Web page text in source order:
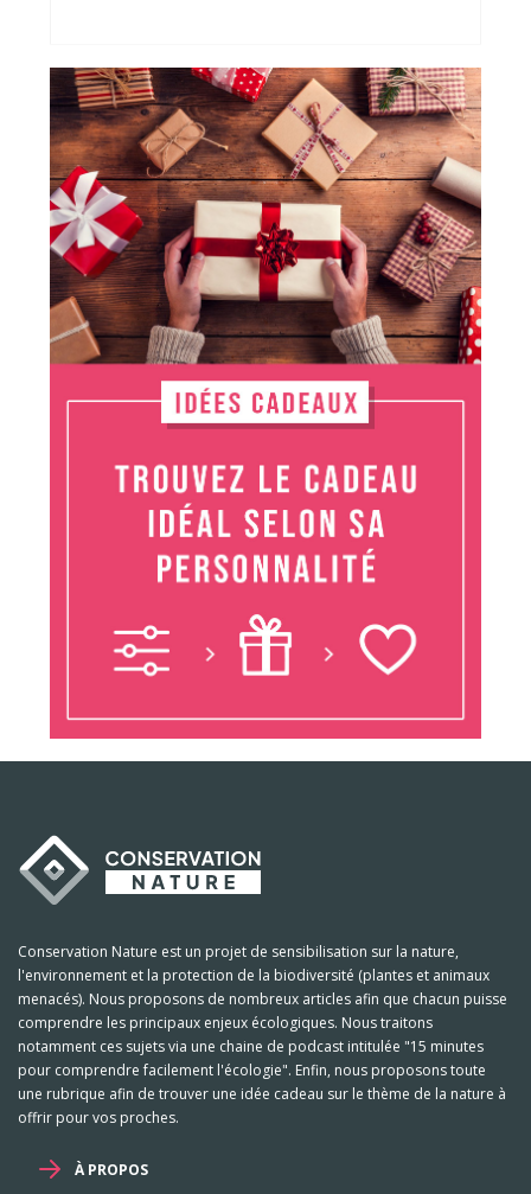
Conservation Nature est un projet de sensibilisation sur la nature,
l'environnement et la protection de la biodiversité (plantes et animaux
menacés). Nous proposons de nombreux articles afin que chacun puisse
comprendre les principaux enjeux écologiques. Nous traitons
notamment ces sujets via une chaine de podcast intitulée "15 minutes
pour comprendre facilement l'écologie". Enfin, nous proposons toute
une rubrique afin de trouver une idée cadeau sur le thème de la nature à
offrir pour vos proches.
À PROPOS